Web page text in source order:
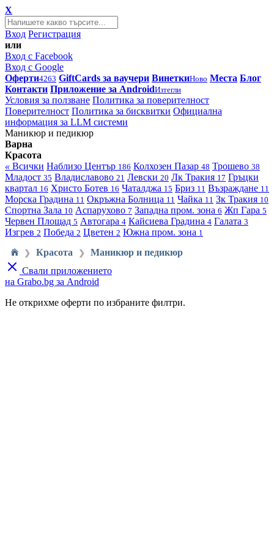
X
Вход Регистрация
или
Вход с Facebook
Вход с Google
Оферти4263 GiftCards за ваучери ВинеткиНово Места Блог
Контакти Приложение за AndroidИзтегли
Условия за ползване Политика за поверителност
Поверителност Политика за бисквитки Официална
информация за LLM системи
Маникюр и педикюр
Варна
Красота
« Всички Наблизо Център 186 Колхозен Пазар 48 Трошево 38
Младост 35 Владиславово 21 Левски 20 Лк Тракия 17 Гръцки
квартал 16 Христо Ботев 16 Чаталджа 15 Бриз 11 Възраждане 11
Морска Градина 11 Окръжна Болница 11 Чайка 11 Зк Тракия 10
Спортна Зала 10 Аспарухово 7 Западна пром. зона 6 Жп Гара 5
Червен Площад 5 Автогара 4 Кайсиева Градина 4 Галата 3
Изгрев 2 Победа 2 Цветен 2 Южна пром. зона 1
❯ Красота ❯
Маникюр и педикюр
Свали приложението
на Grabo.bg за Android
Не открихме оферти по избраните филтри.